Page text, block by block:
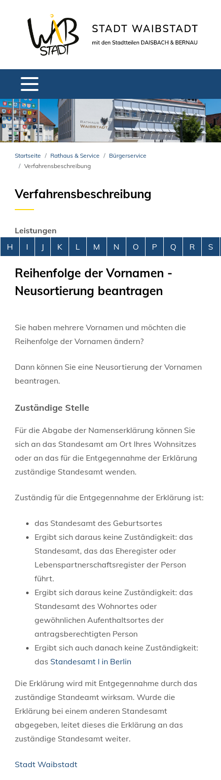
Startseite Rathaus & Service
Bürgerservice
Verfahrensbeschreibung
Verfahrensbeschreibung
Leistungen
Alphabetisches Register überspringen
H I J K L M N O P Q R S
Reihenfolge der Vornamen -
Neusortierung beantragen
Sie haben mehrere Vornamen und möchten die
Reihenfolge der Vornamen ändern?
Dann können Sie eine Neusortierung der Vornamen
beantragen.
Zuständige Stelle
Für die Abgabe der Namenserklärung können Sie
sich an das Standesamt am Ort Ihres Wohnsitzes
oder an das für die Entgegennahme der Erklärung
zuständige Standesamt wenden.
Zuständig für die Entgegennahme der Erklärung ist:
das Standesamt des Geburtsortes
Ergibt sich daraus keine Zuständigkeit: das
Standesamt, das das Eheregister oder
Lebenspartnerschaftsregister der Person
führt.
Ergibt sich daraus keine Zuständigkeit: das
Standesamt des Wohnortes oder
gewöhnlichen Aufenthaltsortes der
antragsberechtigten Person
Ergibt sich auch danach keine Zuständigkeit:
das Standesamt I in Berlin
Die Erklärung wird mit Entgegennahme durch das
zuständige Standeamt wirksam. Wurde die
Erklärung bei einem anderen Standesamt
abgegeben, leitet dieses die Erklärung an das
zuständige Standesamt weiter.
Stadt Waibstadt